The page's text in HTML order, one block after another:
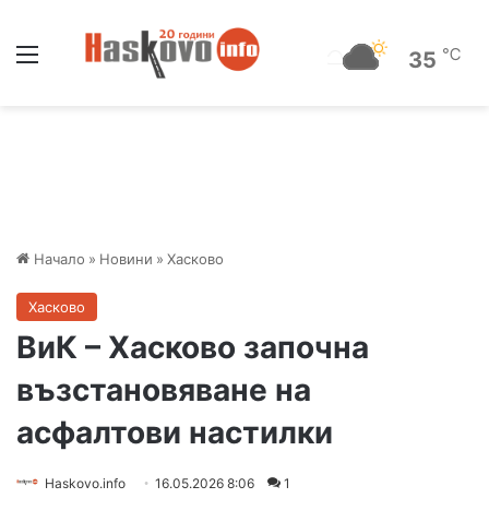
35 ℃
Начало » Новини » Хасково
Хасково
ВиК – Хасково започна
възстановяване на
асфалтови настилки
Haskovo.info 16.05.2026 8:06 1